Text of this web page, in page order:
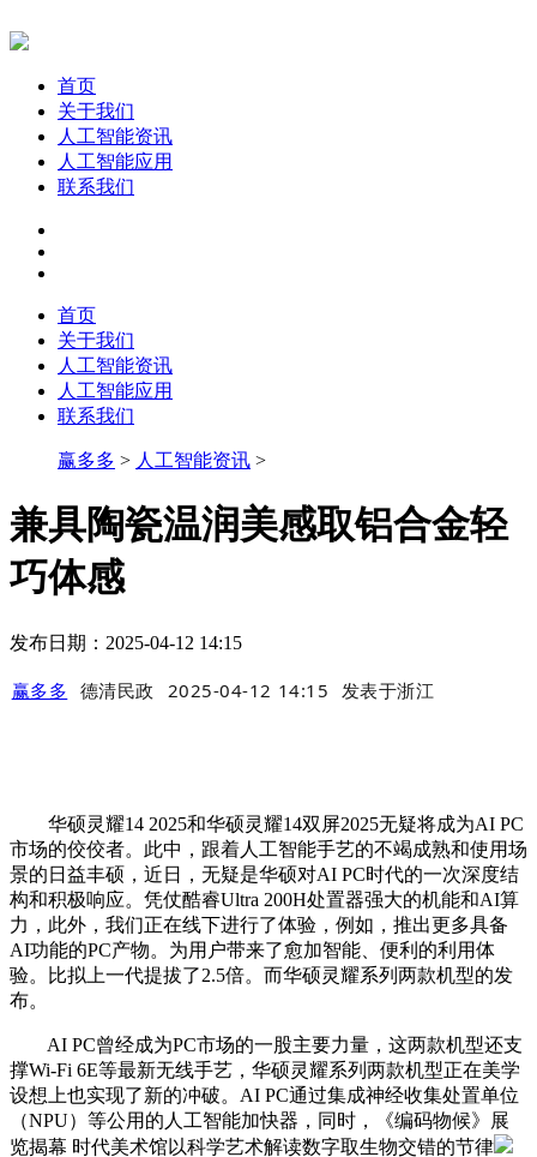
首页
关于我们
人工智能资讯
人工智能应用
联系我们
首页
关于我们
人工智能资讯
人工智能应用
联系我们
赢多多 > 人工智能资讯 >
兼具陶瓷温润美感取铝合金轻
巧体感
发布日期：2025-04-12 14:15
赢多多 德清民政 2025-04-12 14:15 发表于浙江
华硕灵耀14 2025和华硕灵耀14双屏2025无疑将成为AI PC
市场的佼佼者。此中，跟着人工智能手艺的不竭成熟和使用场
景的日益丰硕，近日，无疑是华硕对AI PC时代的一次深度结
构和积极响应。凭仗酷睿Ultra 200H处置器强大的机能和AI算
力，此外，我们正在线下进行了体验，例如，推出更多具备
AI功能的PC产物。为用户带来了愈加智能、便利的利用体
验。比拟上一代提拔了2.5倍。而华硕灵耀系列两款机型的发
布。
AI PC曾经成为PC市场的一股主要力量，这两款机型还支
撑Wi-Fi 6E等最新无线手艺，华硕灵耀系列两款机型正在美学
设想上也实现了新的冲破。AI PC通过集成神经收集处置单位
（NPU）等公用的人工智能加快器，同时，《编码物候》展
览揭幕 时代美术馆以科学艺术解读数字取生物交错的节律